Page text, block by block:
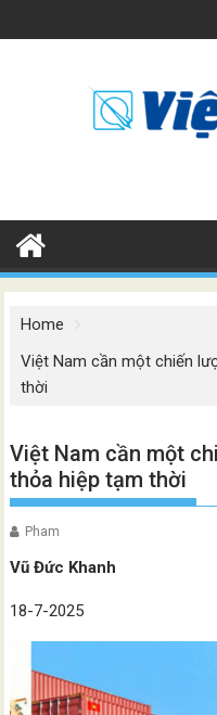
to
Home
Việt Nam cần một chiến
thời
Việt Nam cần một
thỏa hiệp tạm thời
Pham
Vũ Đức Khanh
18-7-2025